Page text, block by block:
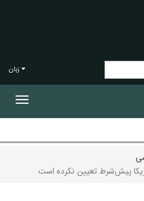
زبان
پیش‌شرط تعیین نکرده است